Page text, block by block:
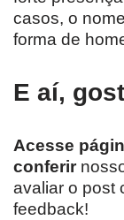
casos, o
forma de
E aí,
Acesse
conferir
avaliar o post
feedback!